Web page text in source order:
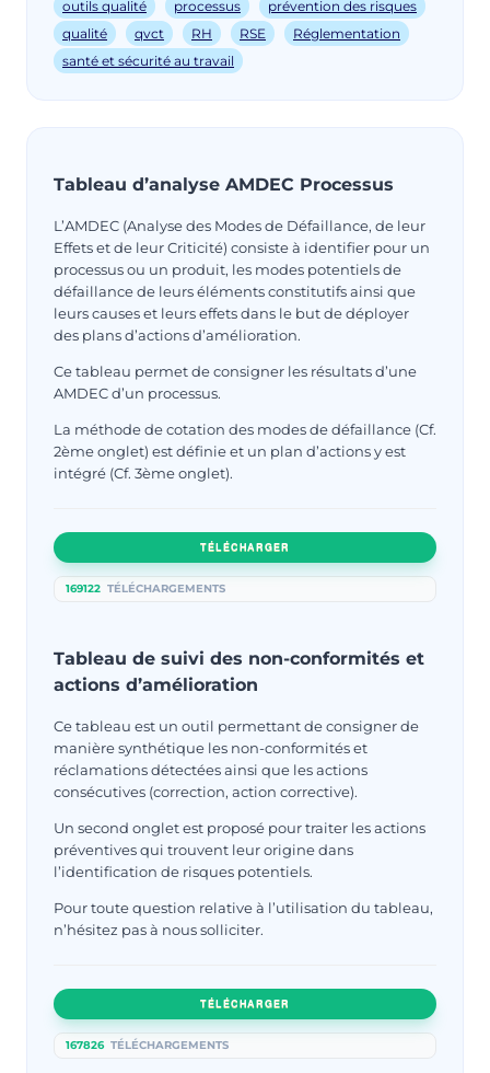
outils qualité processus
prévention des risques
qualité
qvct RH RSE
Réglementation
santé et sécurité au travail
Tableau d’analyse AMDEC Processus
L’AMDEC (Analyse des Modes de Défaillance, de leur
Effets et de leur Criticité) consiste à identifier pour un
processus ou un produit, les modes potentiels de
défaillance de leurs éléments constitutifs ainsi que
leurs causes et leurs effets dans le but de déployer
des plans d’actions d’amélioration.
Ce tableau permet de consigner les résultats d’une
AMDEC d’un processus.
La méthode de cotation des modes de défaillance (Cf.
2ème onglet) est définie et un plan d’actions y est
intégré (Cf. 3ème onglet).
TÉLÉCHARGER
169122 TÉLÉCHARGEMENTS
Tableau de suivi des non-conformités et
actions d’amélioration
Ce tableau est un outil permettant de consigner de
manière synthétique les non-conformités et
réclamations détectées ainsi que les actions
consécutives (correction, action corrective).
Un second onglet est proposé pour traiter les actions
préventives qui trouvent leur origine dans
l’identification de risques potentiels.
Pour toute question relative à l’utilisation du tableau,
n’hésitez pas à nous solliciter.
TÉLÉCHARGER
167826 TÉLÉCHARGEMENTS